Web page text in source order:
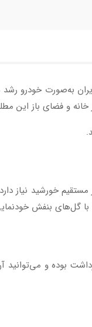
به‌صورت خودرو
خانه و فضای باز این
و نور مستقیم خورشید
با گل‌های بنفش
حدود 2 تا 3 ماه پس گل‌دهی بذر خارمریم